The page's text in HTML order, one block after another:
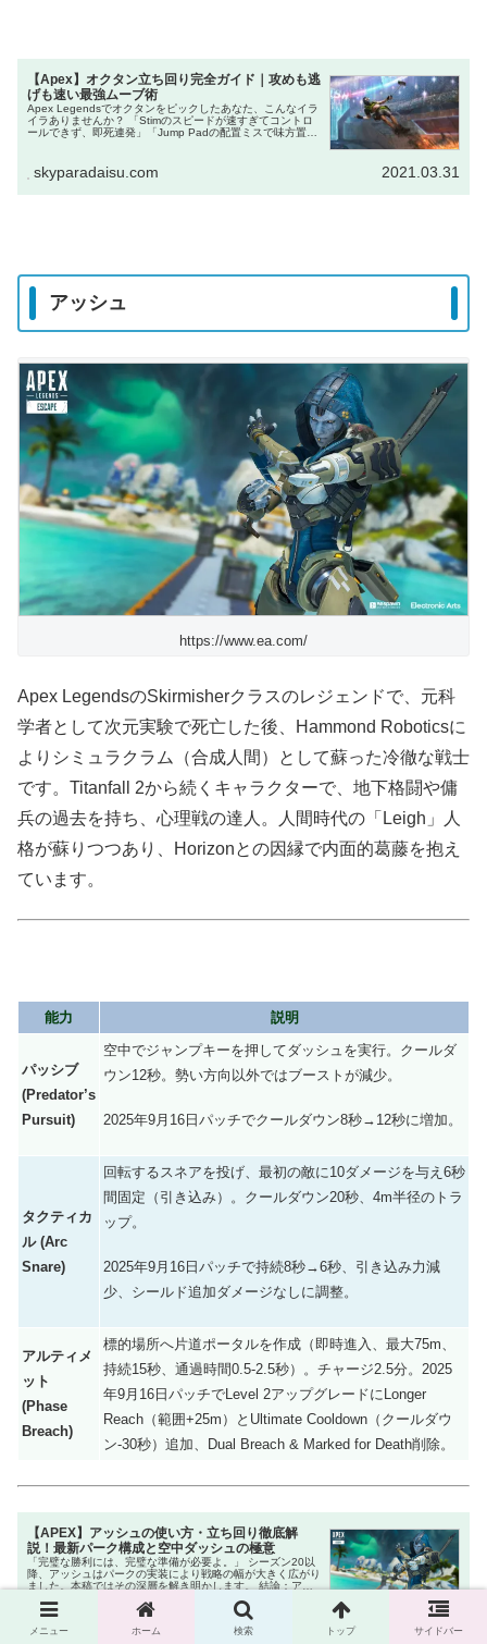
【Apex】オクタン立ち回り完全ガイド｜攻めも逃
げも速い最強ムーブ術
Apex Legendsでオクタンをピックしたあなた、こんなイラ
イラありませんか？ 「Stimのスピードが速すぎてコントロ
ールできず、即死連発」「Jump Padの配置ミスで味方置き
skyparadaisu.com 2021.03.31
アッシュ
https://www.ea.com/
Apex LegendsのSkirmisherクラスのレジェンドで、元科
学者として次元実験で死亡した後、Hammond Roboticsに
よりシミュラクラム（合成人間）として蘇った冷徹な戦士
です。Titanfall 2から続くキャラクターで、地下格闘や傭
兵の過去を持ち、心理戦の達人。人間時代の「Leigh」人
格が蘇りつつあり、Horizonとの因縁で内面的葛藤を抱え
ています。
能力 説明
パッシブ
(Predator’s
Pursuit)
空中でジャンプキーを押してダッシュを実行。クールダ
ウン12秒。勢い方向以外ではブーストが減少。
2025年9月16日パッチでクールダウン8秒→12秒に増加。
タクティカ
ル (Arc
Snare)
回転するスネアを投げ、最初の敵に10ダメージを与え6秒
間固定（引き込み）。クールダウン20秒、4m半径のトラ
ップ。
2025年9月16日パッチで持続8秒→6秒、引き込み力減
少、シールド追加ダメージなしに調整。
アルティメ
ット
(Phase
Breach)
標的場所へ片道ポータルを作成（即時進入、最大75m、
持続15秒、通過時間0.5-2.5秒）。チャージ2.5分。2025
年9月16日パッチでLevel 2アップグレードにLonger
Reach（範囲+25m）とUltimate Cooldown（クールダウ
ン-30秒）追加、Dual Breach & Marked for Death削除。
【APEX】アッシュの使い方・立ち回り徹底解
説！最新パーク構成と空中ダッシュの極意
「完璧な勝利には、完璧な準備が必要よ。」 シーズン20以
降、アッシュはパークの実装により戦略の幅が大きく広がり
ました。本稿ではその深層を解き明かします。 結論：アッ
シュは「一瞬の判断」で戦場を支配する最強の奇襲キャラ
アッシュは移動・拘束・...
skyparadaisu.com 2024.08.18
メニュー ホーム 検索 トップ サイドバー